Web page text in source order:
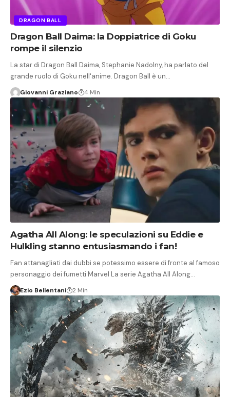
DRAGON BALL
Dragon Ball Daima: la Doppiatrice di Goku
rompe il silenzio
La star di Dragon Ball Daima, Stephanie Nadolny, ha parlato del
grande ruolo di Goku nell'anime. Dragon Ball è un…
Giovanni Graziano 4 Min
Agatha All Along: le speculazioni su Eddie e
Hulkling stanno entusiasmando i fan!
Fan attanagliati dai dubbi se potessimo essere di fronte al famoso
personaggio dei fumetti Marvel La serie Agatha All Along…
Ezio Bellentani 2 Min